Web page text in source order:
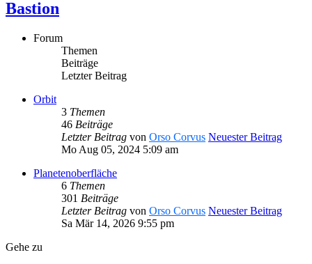
Bastion
Forum
Themen
Beiträge
Letzter Beitrag
Orbit
3 Themen
46 Beiträge
Letzter Beitrag von Orso Corvus Neuester Beitrag
Mo Aug 05, 2024 5:09 am
Planetenoberfläche
6 Themen
301 Beiträge
Letzter Beitrag von Orso Corvus Neuester Beitrag
Sa Mär 14, 2026 9:55 pm
Gehe zu